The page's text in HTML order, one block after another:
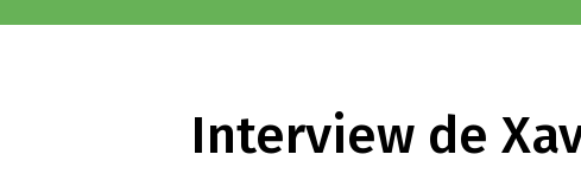
Interview de